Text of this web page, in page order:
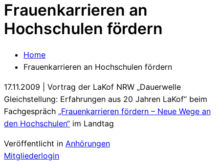
Frauenkarrieren an
Hochschulen fördern
Home
Frauenkarrieren an Hochschulen fördern
17.11.2009 | Vortrag der LaKof NRW „Dauerwelle
Gleichstellung: Erfahrungen aus 20 Jahren LaKof“ beim
Fachgespräch „Frauenkarrieren fördern – Neue Wege an
den Hochschulen“ im Landtag
Veröffentlicht in Anhörungen
Mitgliederlogin